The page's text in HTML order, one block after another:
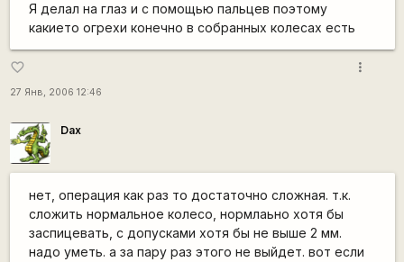
Я делал на глаз и с помощью пальцев поэтому
какието огрехи конечно в собранных колесах есть
favorite_border
27 Янв, 2006 12:46
more_vert
Dax
нет, операция как раз то достаточно сложная. т.к.
сложить нормальное колесо, нормлаьно хотя бы
заспицевать, с допусками хотя бы не выше 2 мм.
надо уметь. а за пару раз этого не выйдет. вот если